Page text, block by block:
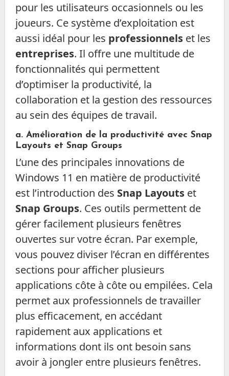
pour les utilisateurs occasionnels ou les
joueurs. Ce système d’exploitation est
aussi idéal pour les professionnelset les
entreprises. Il offre une multitude de
fonctionnalités qui permettent
d’optimiser la productivité, la
collaboration et la gestion des ressources
au sein des équipes de travail.
a. Amélioration de la productivité avec Snap
Layouts et Snap Groups
L’une des principales innovations de
Windows 11 en matière de productivité
est l’introduction des Snap Layoutset
Snap Groups. Ces outils permettent de
gérer facilement plusieurs fenêtres
ouvertes sur votre écran. Par exemple,
vous pouvez diviser l’écran en différentes
sections pour afficher plusieurs
applications côte à côte ou empilées. Cela
permet aux professionnels de travailler
plus efficacement, en accédant
rapidement aux applications et
informations dont ils ont besoin sans
avoir à jongler entre plusieurs fenêtres.